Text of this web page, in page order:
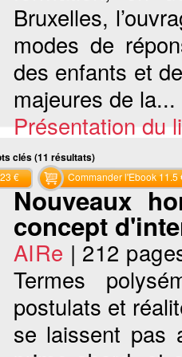
Bruxelles,
modes de
des enfants et
majeures de la...
Présentation du
€ Commander l'Ebook 11.5
clés (11 résultats)
Nouveaux
concept
AIRe | 212
Termes
postulats et
se laissent pas